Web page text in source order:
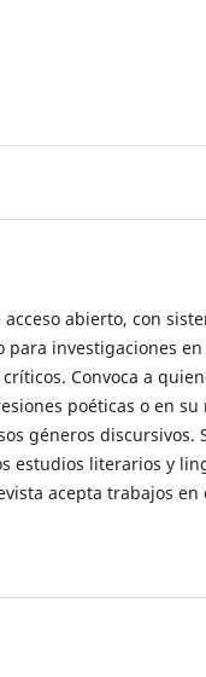
acceso abierto, con
investigaciones
Convoca a
poéticas o en
géneros
estudios literarios y
acepta trabajos